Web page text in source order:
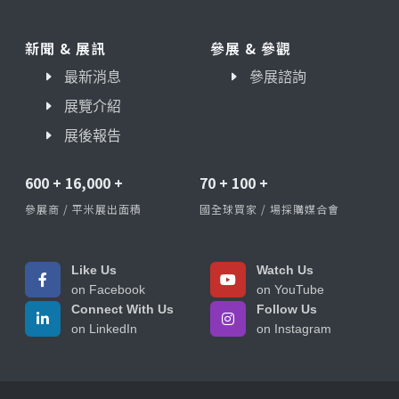
新聞 & 展訊
最新消息
展覽介紹
展後報告
參展 & 參觀
參展諮詢
600 + 16,000 +
參展商 / 平米展出面積
70 + 100 +
國全球買家 / 場採購媒合會
Like Us
on Facebook
Watch Us
on YouTube
Connect With Us
on LinkedIn
Follow Us
on Instagram